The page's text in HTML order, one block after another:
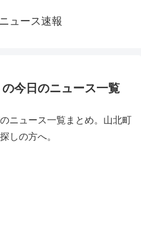
ュース速報
今日のニュース一覧
ニュース一覧まとめ。山北町
しの方へ。